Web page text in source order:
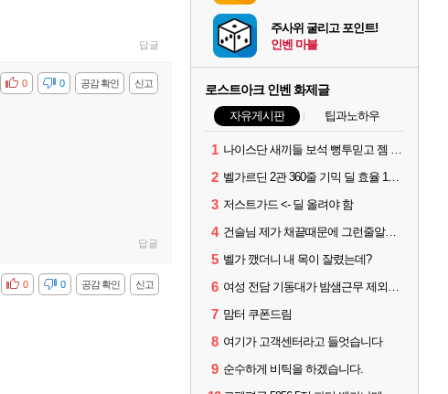
답글
신고
공감 확인
비공감 0
0
답글
신고
공감 확인
비공감 0
0
주사위 굴리고 포인트!
인벤 마블
로스트아크 인벤 화제글
자유게시판 팁과노하우
1 나이스단 새끼들 보석 뻥투믿고 젬 곱창난거보면 개패고싶음 ㅋㅋ
2 벨가르딘 2관 360줄 기믹 딜 효율 100% 최적화
3 저스트가드 <- 딜 올려야 함
4 건슬님 제가 채끝때문에 그런줄알겠어요
5 벨가 깼더니 내 목이 잘렸는데?
6 여성 전담 기동대가 밤샘근무 제외된 이유
7 맘터 쿠폰드림
8 여기가 고객센터라고 들엇습니다
9 순수하게 비틱을 하겠습니다.